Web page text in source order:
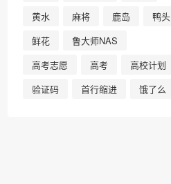
黄水
麻将 鹿岛
鸭头
鲜花
鲁大师NAS
高考志愿
高考
高校计划
验证码
首行缩进 饿了么